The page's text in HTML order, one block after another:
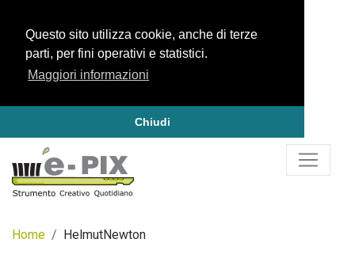
Questo sito utilizza cookie, anche di terze
parti, per fini operativi e statistici.
Maggiori informazioni
Chiudi
Home HelmutNewton